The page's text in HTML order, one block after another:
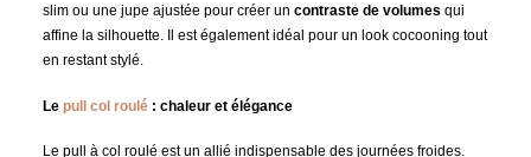
slim ou une jupe ajustée pour créer un contraste de volumes qui
affine la silhouette. Il est également idéal pour un look cocooning tout
en restant stylé.
Le pull col roulé : chaleur et élégance
Le pull à col roulé est un allié indispensable des journées froides.